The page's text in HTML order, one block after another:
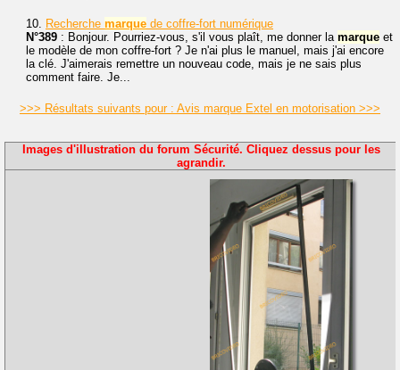
10. Recherche marque de coffre-fort numérique
N°389 : Bonjour. Pourriez-vous, s'il vous plaît, me donner la marque et
le modèle de mon coffre-fort ? Je n'ai plus le manuel, mais j'ai encore
la clé. J'aimerais remettre un nouveau code, mais je ne sais plus
comment faire. Je...
>>> Résultats suivants pour : Avis marque Extel en motorisation >>>
Images d'illustration du forum Sécurité. Cliquez dessus pour les
agrandir.